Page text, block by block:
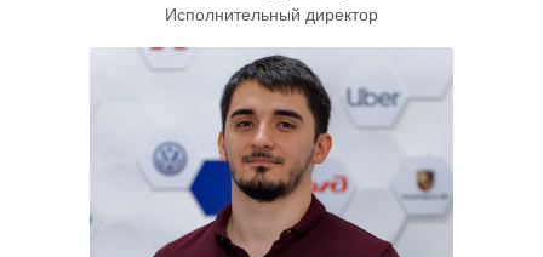
Исполнительный директор